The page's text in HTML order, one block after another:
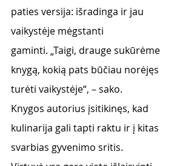
paties versija: išradinga ir jau
vaikystėje mėgstanti
gaminti. „Taigi, drauge sukūrėme
knygą, kokią pats būčiau norėjęs
turėti vaikystėje“, – sako.
Knygos autorius įsitikinęs, kad
kulinarija gali tapti raktu ir į kitas
svarbias gyvenimo sritis.